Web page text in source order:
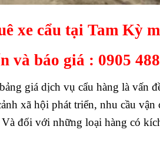
xe cẩu tại Tam Kỳ
và báo giá : 0905
giá dịch vụ cẩu hàng là vấn
xã hội phát triển, nhu cầu vận
đối với những loại hàng có